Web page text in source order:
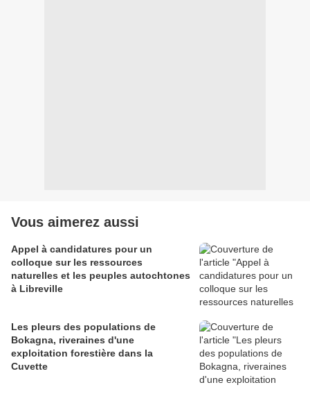
Vous aimerez aussi
Appel à candidatures pour un
colloque sur les ressources
naturelles et les peuples autochtones
à Libreville
Les pleurs des populations de
Bokagna, riveraines d'une
exploitation forestière dans la
Cuvette